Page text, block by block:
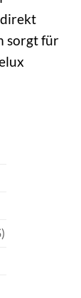
sorgt für